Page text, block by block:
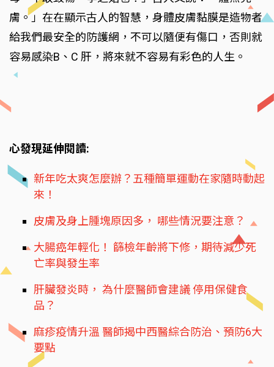
膚。」在在顯示古人的智慧，身體皮膚黏膜是造物者
給我們最安全的防護網，不可以隨便有傷口，否則就
容易感染B、C 肝，將來就不容易有彩色的人生。
心發現延伸閱讀:
新年吃太爽怎麼辦？五種簡單運動在家隨時動起
來！
皮膚及身上腫塊原因多， 哪些情況要注意？
大腸癌年輕化！ 篩檢年齡將下修，期待減少死
亡率與發生率
肝臟發炎時， 為什麼醫師會建議 停用保健食
品？
麻疹疫情升溫 醫師揭中西醫綜合防治、預防6大
要點